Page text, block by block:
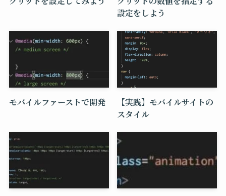
設定をしよう
モバイルファーストで開発
【実践】モバイルサイトの
スタイル